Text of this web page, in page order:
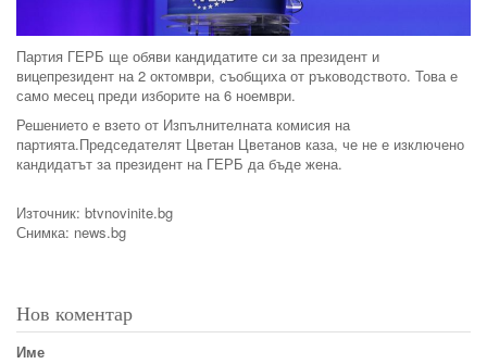
Партия ГЕРБ ще обяви кандидатите си за президент и
вицепрезидент на 2 октомври, съобщиха от ръководството. Това е
само месец преди изборите на 6 ноември.
Решението е взето от Изпълнителната комисия на
партията.Председателят Цветан Цветанов каза, че не е изключено
кандидатът за президент на ГЕРБ да бъде жена.
Източник: btvnovinite.bg
Снимка: news.bg
Нов коментар
Име